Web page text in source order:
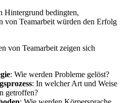
Hintergrund bedingten,
von Teamarbeit würden den Erfolg
von Teamarbeit zeigen sich
: Wie werden Probleme gelöst?
: In welcher Art und Weise
getroffen?